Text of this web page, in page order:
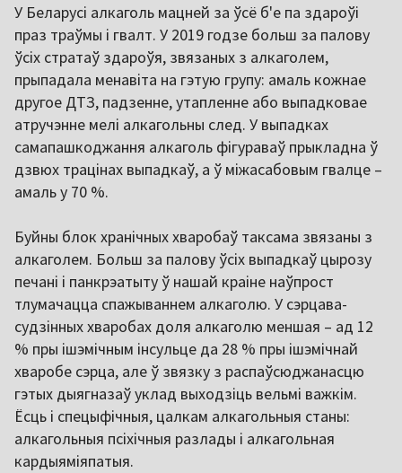
У Беларусі алкаголь мацней за ўсё б'е па здароўі
праз траўмы і гвалт. У 2019 годзе больш за палову
ўсіх стратаў здароўя, звязаных з алкаголем,
прыпадала менавіта на гэтую групу: амаль кожнае
другое ДТЗ, падзенне, утапленне або выпадковае
атручэнне мелі алкагольны след. У выпадках
самапашкоджання алкаголь фігураваў прыкладна ў
дзвюх трацінах выпадкаў, а ў міжасабовым гвалце –
амаль у 70 %.
Буйны блок хранічных хваробаў таксама звязаны з
алкаголем. Больш за палову ўсіх выпадкаў цырозу
печані і панкрэатыту ў нашай краіне наўпрост
тлумачацца спажываннем алкаголю. У сэрцава-
судзінных хваробах доля алкаголю меншая – ад 12
% пры ішэмічным інсульце да 28 % пры ішэмічнай
хваробе сэрца, але ў звязку з распаўсюджанасцю
гэтых дыягназаў уклад выходзіць вельмі важкім.
Ёсць і спецыфічныя, цалкам алкагольныя станы:
алкагольныя псіхічныя разлады і алкагольная
кардыяміяпатыя.